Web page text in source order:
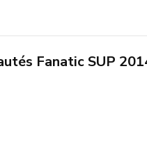
Fanatic SUP